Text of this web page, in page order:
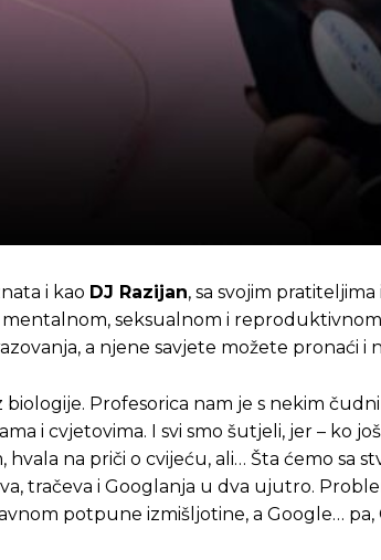
i kao DJ Razijan, sa svojim
mentalnom, seksualnom i
a njene savjete možete pronaći i
biologije. Profesorica nam je s nekim
i cvjetovima. I svi smo šutjeli, jer – ko
na priči o cvijeću, ali… Šta ćemo sa
tračeva i Googlanja u dva ujutro.
potpune izmišljotine, a Google…